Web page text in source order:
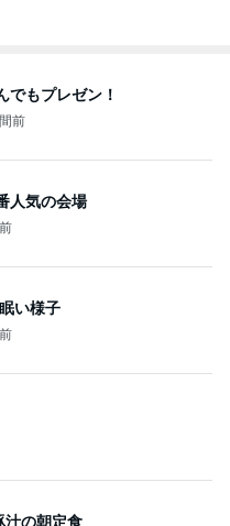
でもプレゼン！
前
人気の会場
い様子
汁の朝定食